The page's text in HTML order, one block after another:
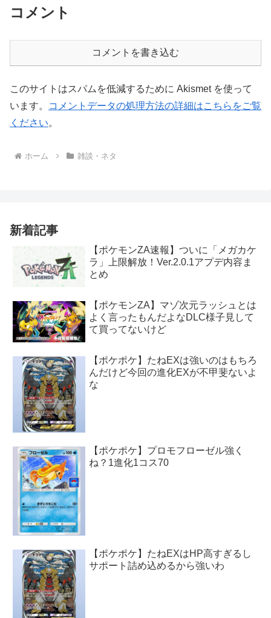
コメント
コメントを書き込む
このサイトはスパムを低減するために Akismet を使って
います。
コメントデータの処理方法の詳細はこちらをご覧
ください。
ホーム 雑談・ネタ
新着記事
【ポケモンZA速報】ついに「メガカケ
ラ」上限解放！Ver.2.0.1アプデ内容ま
とめ
【ポケモンZA】マゾ次元ラッシュとは
よく言ったもんだよなDLC様子見して
て買ってないけど
【ポケポケ】たねEXは強いのはもちろ
んだけど今回の進化EXが不甲斐ないよ
な
【ポケポケ】プロモフローゼル強く
ね？1進化1コス70
【ポケポケ】たねEXはHP高すぎるし
サポート詰め込めるから強いわ